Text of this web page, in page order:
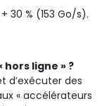
30 % (153 Go/s).
ligne » ?
d’exécuter des
« accélérateurs